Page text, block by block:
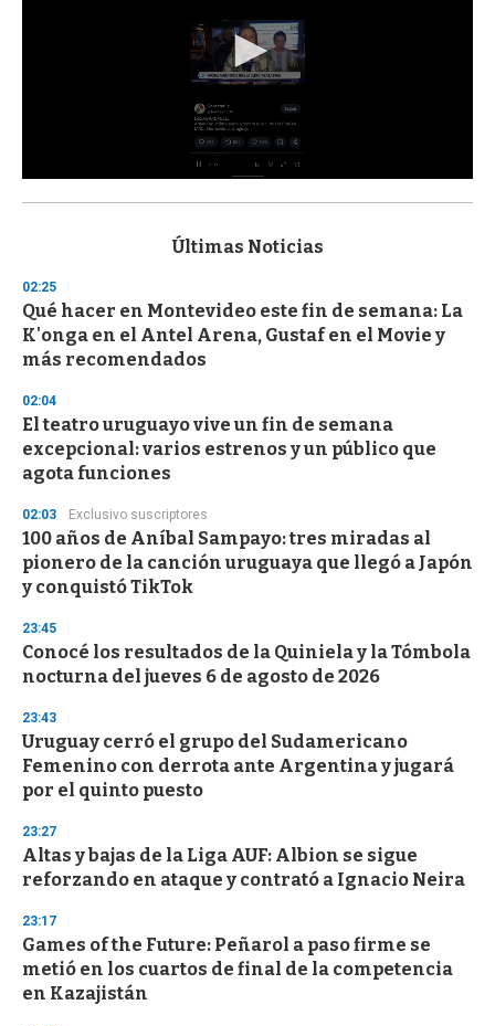
s
d
s
o
f
3
s
e
c
o
n
Últimas Noticias
02:25
Qué hacer en Montevideo este fin de semana: La
K'onga en el Antel Arena, Gustaf en el Movie y
más recomendados
02:04
El teatro uruguayo vive un fin de semana
excepcional: varios estrenos y un público que
agota funciones
02:03 Exclusivo suscriptores
100 años de Aníbal Sampayo: tres miradas al
pionero de la canción uruguaya que llegó a Japón
y conquistó TikTok
23:45
Conocé los resultados de la Quiniela y la Tómbola
nocturna del jueves 6 de agosto de 2026
23:43
Uruguay cerró el grupo del Sudamericano
Femenino con derrota ante Argentina y jugará
por el quinto puesto
23:27
Altas y bajas de la Liga AUF: Albion se sigue
reforzando en ataque y contrató a Ignacio Neira
23:17
Games of the Future: Peñarol a paso firme se
metió en los cuartos de final de la competencia
en Kazajistán